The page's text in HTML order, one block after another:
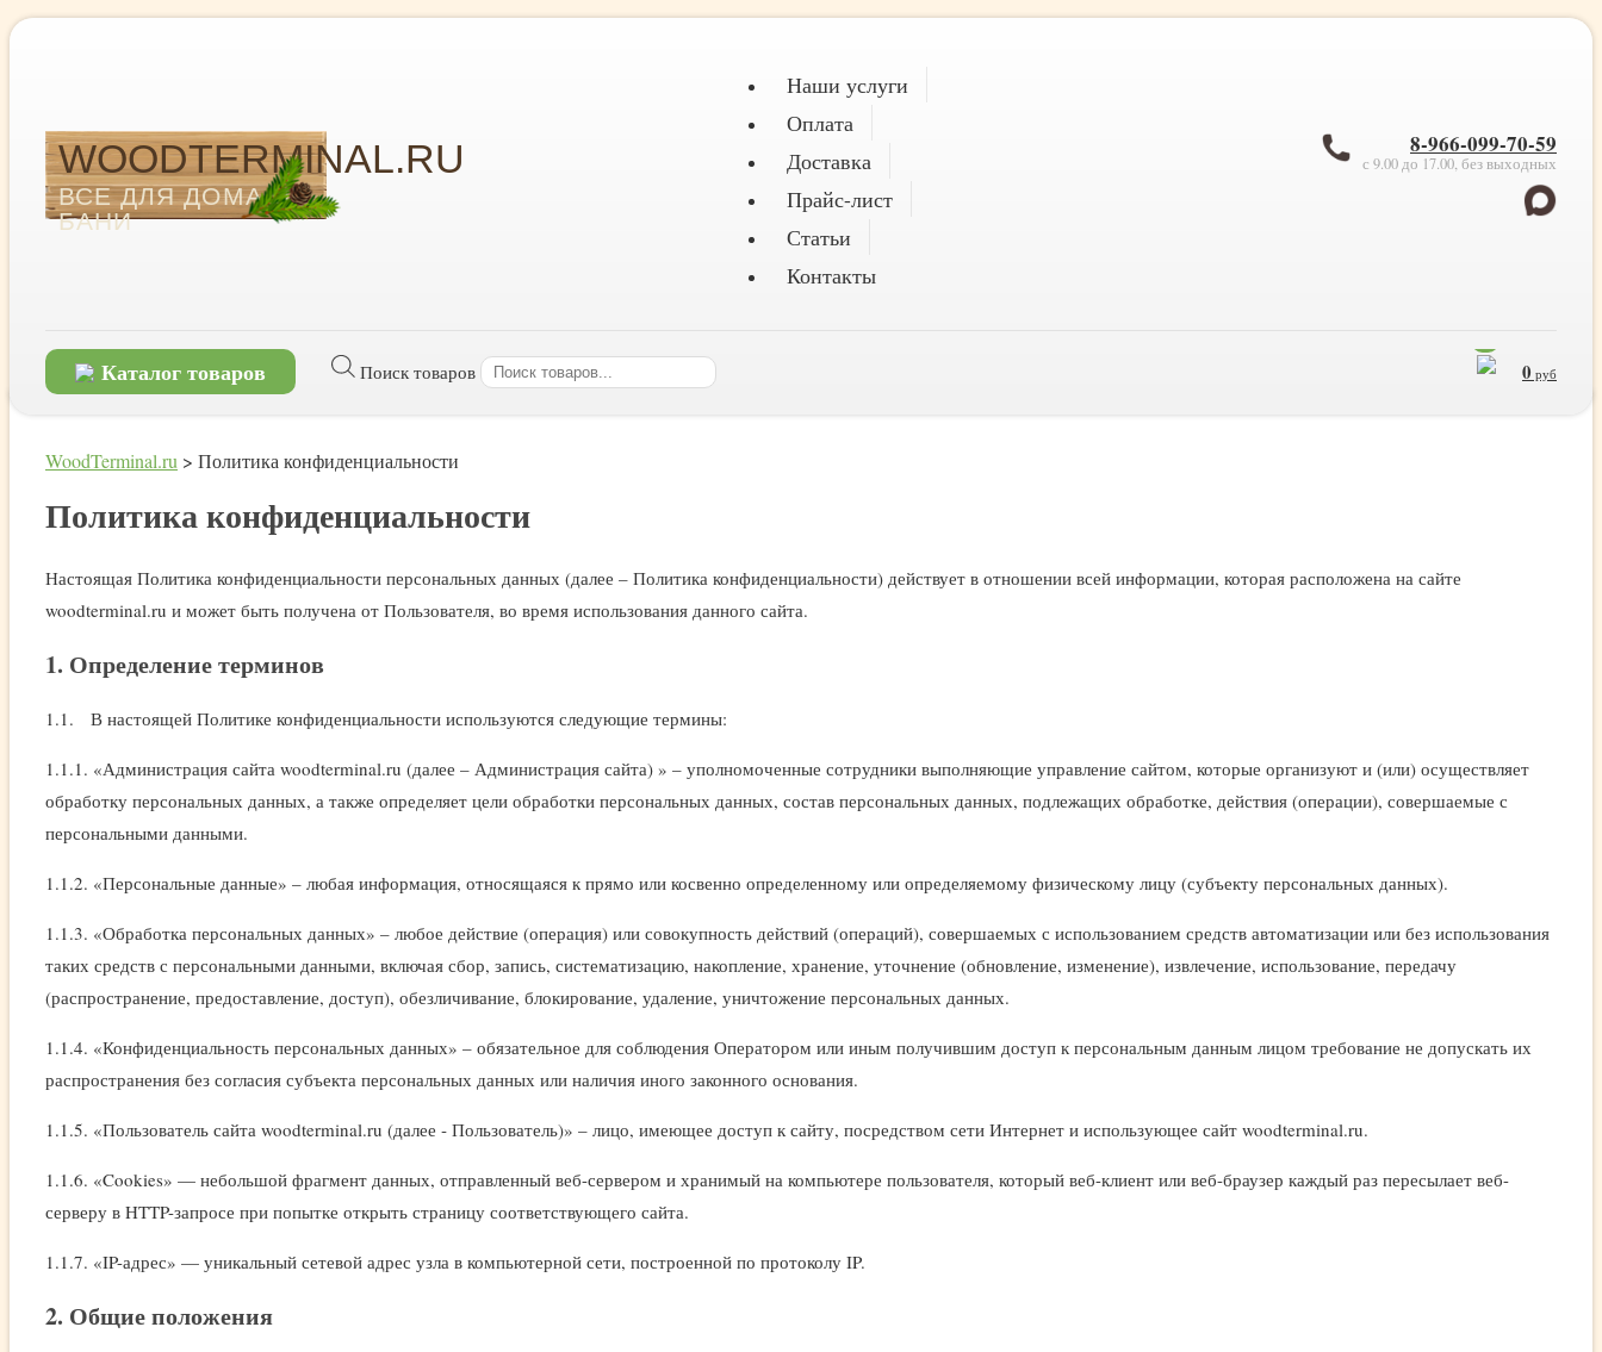
WOODTERMINAL.RU
ВСЕ ДЛЯ ДОМА И
БАНИ
Наши услуги
Оплата
Доставка
Прайс-лист
Статьи
Контакты
8-966-099-70-59
с 9.00 до 17.00, без выходных
Каталог товаров Поиск товаров 0 руб
WoodTerminal.ru > Политика конфиденциальности
Политика конфиденциальности
Настоящая Политика конфиденциальности персональных данных (далее – Политика конфиденциальности) действует в отношении всей информации, которая расположена на сайте
woodterminal.ru и может быть получена от Пользователя, во время использования данного сайта.
1. Определение терминов
1.1. В настоящей Политике конфиденциальности используются следующие термины:
1.1.1. «Администрация сайта woodterminal.ru (далее – Администрация сайта) » – уполномоченные сотрудники выполняющие управление сайтом, которые организуют и (или) осуществляет
обработку персональных данных, а также определяет цели обработки персональных данных, состав персональных данных, подлежащих обработке, действия (операции), совершаемые с
персональными данными.
1.1.2. «Персональные данные» – любая информация, относящаяся к прямо или косвенно определенному или определяемому физическому лицу (субъекту персональных данных).
1.1.3. «Обработка персональных данных» – любое действие (операция) или совокупность действий (операций), совершаемых с использованием средств автоматизации или без использования
таких средств с персональными данными, включая сбор, запись, систематизацию, накопление, хранение, уточнение (обновление, изменение), извлечение, использование, передачу
(распространение, предоставление, доступ), обезличивание, блокирование, удаление, уничтожение персональных данных.
1.1.4. «Конфиденциальность персональных данных» – обязательное для соблюдения Оператором или иным получившим доступ к персональным данным лицом требование не допускать их
распространения без согласия субъекта персональных данных или наличия иного законного основания.
1.1.5. «Пользователь сайта woodterminal.ru (далее ‑ Пользователь)» – лицо, имеющее доступ к сайту, посредством сети Интернет и использующее сайт woodterminal.ru.
1.1.6. «Cookies» — небольшой фрагмент данных, отправленный веб-сервером и хранимый на компьютере пользователя, который веб-клиент или веб-браузер каждый раз пересылает веб-
серверу в HTTP-запросе при попытке открыть страницу соответствующего сайта.
1.1.7. «IP-адрес» — уникальный сетевой адрес узла в компьютерной сети, построенной по протоколу IP.
2. Общие положения